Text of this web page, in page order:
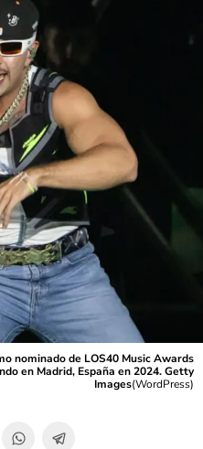
nominado de LOS40 Music Awards
en Madrid, España en 2024. Getty
Images(WordPress)